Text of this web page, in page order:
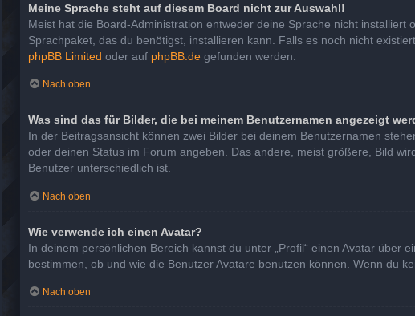
Meine Sprache steht auf diesem Board nicht zur Auswahl!
Meist hat die Board-Administration entweder deine Sprache nicht
Sprachpaket, das du benötigst, installieren kann. Falls es noch nicht
phpBB Limited oder auf phpBB.de gefunden werden.
Nach oben
Was sind das für Bilder, die bei meinem Benutzernamen angezeigt
In der Beitragsansicht können zwei Bilder bei deinem Benutzernamen
oder deinen Status im Forum angeben. Das andere, meist größere, Bild
Benutzer unterschiedlich ist.
Nach oben
Wie verwende ich einen Avatar?
In deinem persönlichen Bereich kannst du unter „Profil“ einen Avatar
bestimmen, ob und wie die Benutzer Avatare benutzen können. Wenn du
Nach oben